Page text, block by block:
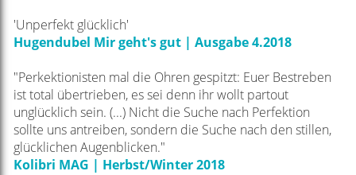
'Unperfekt glücklich'
Hugendubel Mir geht's gut | Ausgabe 4.2018
"Perkektionisten mal die Ohren gespitzt: Euer Bestreben
ist total übertrieben, es sei denn ihr wollt partout
unglücklich sein. (...) Nicht die Suche nach Perfektion
sollte uns antreiben, sondern die Suche nach den stillen,
glücklichen Augenblicken."
Kolibri MAG | Herbst/Winter 2018